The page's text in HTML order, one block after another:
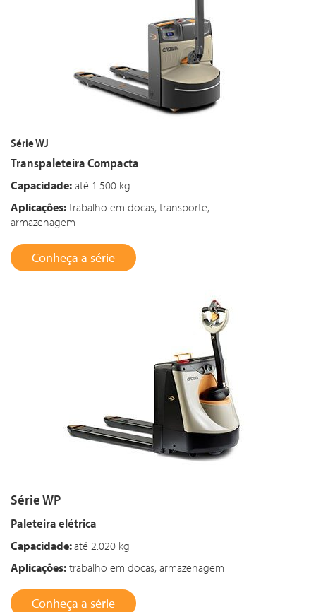
Série WJ​
Transpaleteira Compacta​
Capacidade: até 1.500 kg
Aplicações: trabalho em docas, transporte,
armazenagem​
Conheça a série​
Série WP
Paleteira elétrica
Capacidade:até 2.020 kg
Aplicações: trabalho em docas, armazenagem
Conheça a série